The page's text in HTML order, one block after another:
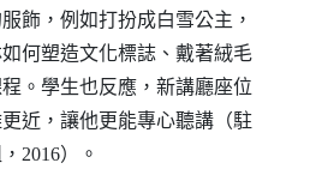
飾，例如打扮成白雪公主，
何塑造文化標誌、戴著絨毛
。學生也反應，新講廳座位
近，讓他更能專心聽講（駐
2016）。